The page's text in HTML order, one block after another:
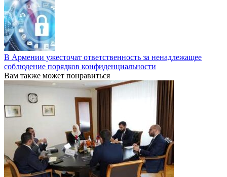
В Армении ужесточат ответственность за ненадлежащее
соблюдение порядков конфиденциальности
Вам также может понравиться